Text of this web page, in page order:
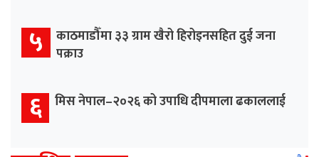
५ काठमाडौँमा ३३ ग्राम खैरो हिरोइनसहित दुई जना
पक्राउ
६ मिस नेपाल–२०२६ को उपाधि दीपमाला ढकाललाई